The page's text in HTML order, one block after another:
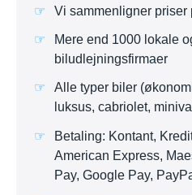
Vi sammenligner
Mere end 1000 lokale
biludlejningsfirmaer
Alle typer biler
luksus, cabriolet,
Betaling: Kontant,
American Express,
Pay, Google Pay,